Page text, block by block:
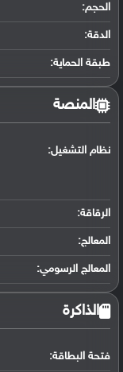
الحجم:
الدقة:
طبقة الحماية:
المنصة
نظام التشغيل:
الرقاقة:
المعالج:
المعالج الرسومي:
الذاكرة
فتحة البطاقة: